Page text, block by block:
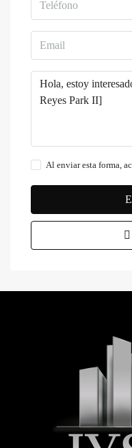
Al enviar esta forma,